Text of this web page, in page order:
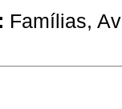
Famílias,